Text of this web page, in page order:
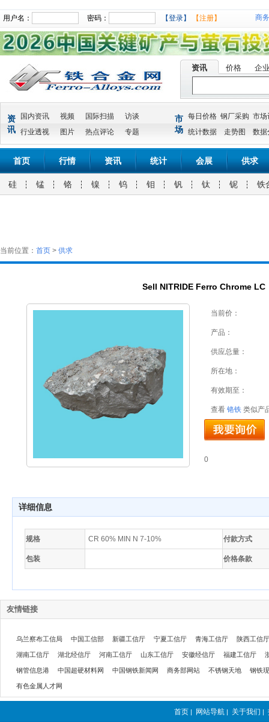
用户名： 密码： 【登录】 【注册】 商
资讯 价格 企
资
讯
国内资讯 视频 国际扫描
访谈
行业透视
图片 热点评论 专题
市
场
每日价格 钢厂采购 市场
统计数据
走势图 数据
首页 行情 资讯 统计 会展 供求
硅 锰 铬 镍 钨 钼 钒 钛 铌 铁
当前位置： 首页 > 供求
Sell NITRIDE Ferro Chrome LC
当前价：
产品：
供应总量：
所在地：
有效期至：
查看 铬铁 类似产
0
详细信息
规格 CR 60% MIN N 7-10% 付款方式
包装 价格条款
友情链接
乌兰察布工信局 中国工信部 新疆工信厅 宁夏工信厅 青海工信厅 陕西工信厅
湖南工信厅 湖北经信厅 河南工信厅 山东工信厅 安徽经信厅 福建工信厅
钢管信息港 中国超硬材料网 中国钢铁新闻网 商务部网站 不锈钢天地 钢铁
有色金属人才网
首页 | 网站导航 | 关于我们 |